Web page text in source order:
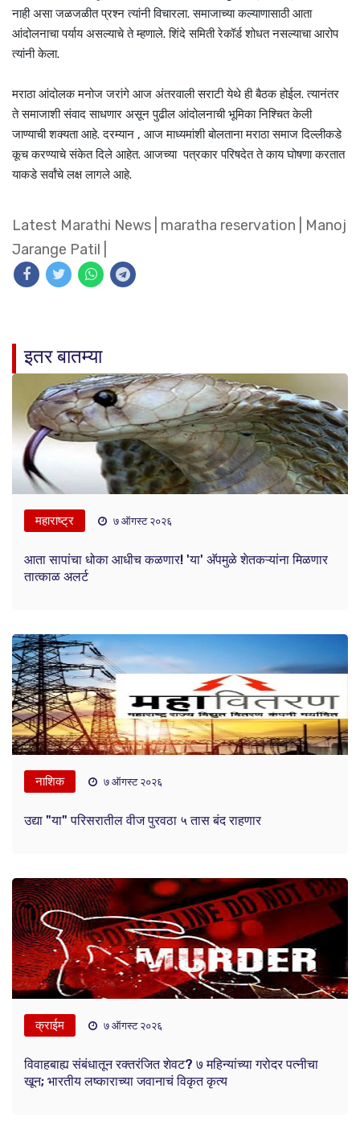
नाही असा जळजळीत प्रश्न त्यांनी विचारला. समाजाच्या कल्याणासाठी आता
आंदोलनाचा पर्याय असल्याचे ते म्हणाले. शिंदे समिती रेकॉर्ड शोधत नसल्याचा आरोप
त्यांनी केला.
मराठा आंदोलक मनोज जरांगे आज अंतरवाली सराटी येथे ही बैठक होईल. त्यानंतर
ते समाजाशी संवाद साधणार असून पुढील आंदोलनाची भूमिका निश्चित केली
जाण्याची शक्यता आहे. दरम्यान , आज माध्यमांशी बोलताना मराठा समाज दिल्लीकडे
कूच करण्याचे संकेत दिले आहेत. आजच्या पत्रकार परिषदेत ते काय घोषणा करतात
याकडे सर्वांचे लक्ष लागले आहे.
Latest Marathi News maratha reservation
Manoj
Jarange Patil
इतर बातम्या
महाराष्ट्र ७ ऑगस्ट २०२६
आता सापांचा धोका आधीच कळणार! 'या' अ‍ॅपमुळे शेतकऱ्यांना मिळणार
तात्काळ अलर्ट
नाशिक ७ ऑगस्ट २०२६
उद्या "या" परिसरातील वीज पुरवठा ५ तास बंद राहणार
क्राईम ७ ऑगस्ट २०२६
विवाहबाह्य संबंधातून रक्तरंजित शेवट? ७ महिन्यांच्या गरोदर पत्नीचा
खून; भारतीय लष्काराच्या जवानाचं विकृत कृत्य